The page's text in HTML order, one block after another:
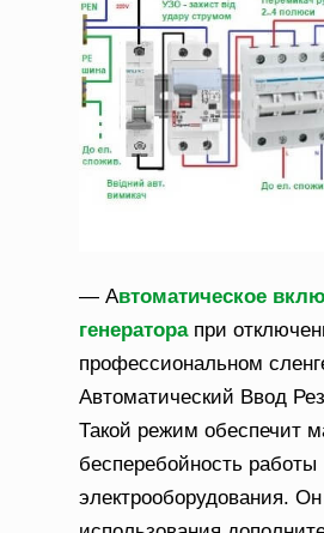
— Автоматическое
генераторапри
профессиональном
Автоматический Ввод
Такой режим обеспечит
бесперебойность работы
электрооборудования.